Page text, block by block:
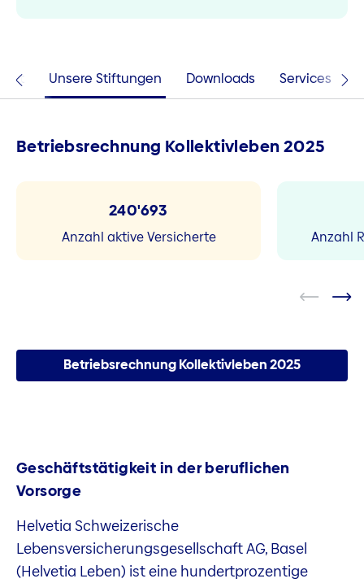
Unsere Stiftungen Downloads Services
Betriebsrechnung Kollektivleben 2025
240'693
Anzahl aktive Versicherte Anzahl
Betriebsrechnung Kollektivleben 2025
Geschäftstätigkeit in der beruflichen
Vorsorge
Helvetia Schweizerische
Lebensversicherungsgesellschaft AG, Basel
(Helvetia Leben) ist eine hundertprozentige